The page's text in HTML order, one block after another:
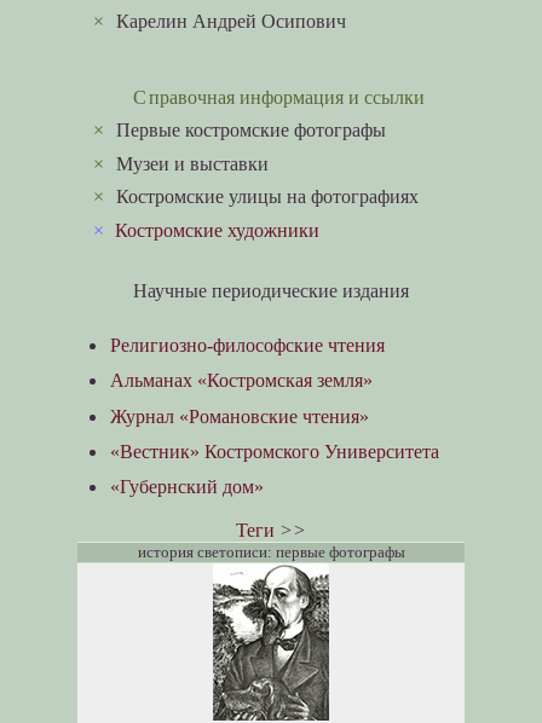
×Карелин Андрей Осипович
Справочная информация и ссылки
×Первые костромские фотографы
×Музеи и выставки
×Костромские улицы на фотографиях
×Костромские художники
Научные периодические издания
Религиозно-философские чтения
Альманах «Костромская земля»
Журнал «Романовские чтения»
«Вестник» Костромского Университета
«Губернский дом»
Теги >>
история светописи: первые фотографы